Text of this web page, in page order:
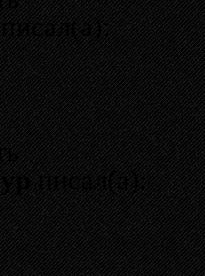
писал(а):